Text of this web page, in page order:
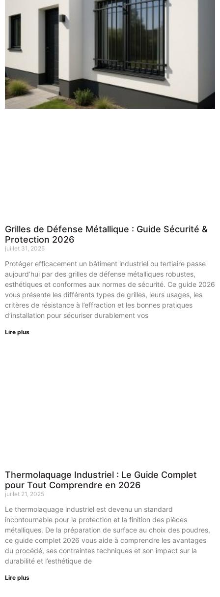
Grilles de Défense Métallique : Guide Sécurité &
Protection 2026
juillet 31, 2025
Protéger efficacement un bâtiment industriel ou tertiaire passe
aujourd’hui par des grilles de défense métalliques robustes,
esthétiques et conformes aux normes de sécurité. Ce guide 2026
vous présente les différents types de grilles, leurs usages, les
critères de résistance à l’effraction et les bonnes pratiques
d’installation pour sécuriser durablement vos
Lire plus
Thermolaquage Industriel : Le Guide Complet
pour Tout Comprendre en 2026
juillet 21, 2025
Le thermolaquage industriel est devenu un standard
incontournable pour la protection et la finition des pièces
métalliques. De la préparation de surface au choix des poudres,
ce guide complet 2026 vous aide à comprendre les avantages
du procédé, ses contraintes techniques et son impact sur la
durabilité et l’esthétique de
Lire plus